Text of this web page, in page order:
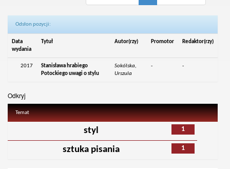
Odsłon pozycji:
Data
wydania
Tytuł Autor(rzy) Promotor Redaktor(rzy)
2017
Stanisława hrabiego
Potockiego uwagi o stylu
Sokólska,
Urszula
- -
Odkryj
Temat
1
styl
1
sztuka pisania